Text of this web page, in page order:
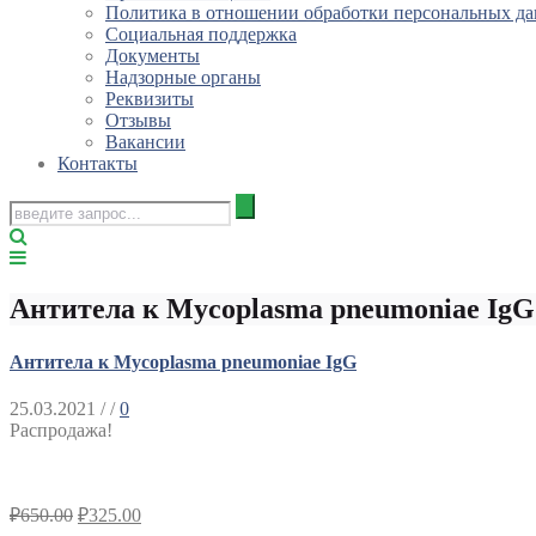
Политика в отношении обработки персональных
Социальная поддержка
Документы
Надзорные органы
Реквизиты
Отзывы
Вакансии
Контакты
Антитела к Mycoplasma pneumoniae IgG
Антитела к Mycoplasma pneumoniae IgG
25.03.2021 / /0
Распродажа!
₽650.00 ₽325.00